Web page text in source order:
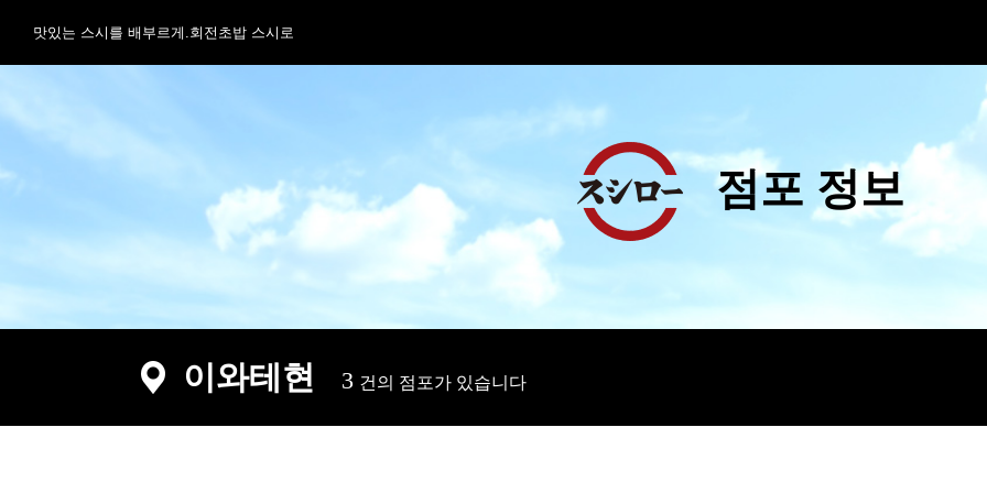
맛있는 스시를 배부르게.회전초밥 스시로
점포 정보
이와테현 3 건의 점포가 있습니다